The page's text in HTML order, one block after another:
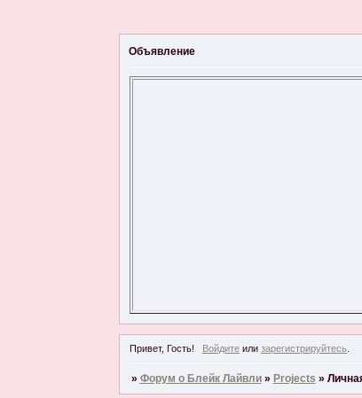
Объявление
Привет, Гость! Войдитеили зарегистрируйтесь.
» Форум о Блейк Лайвли » Projects »